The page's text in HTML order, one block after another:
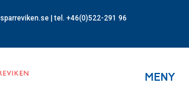
| tel. +46(0)522-291 96
MENY